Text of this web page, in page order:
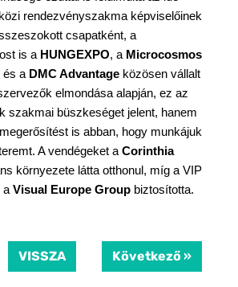
rendezvényszakma képviselőinek
csapatként, a
is a HUNGEXPO, a Microcosmos
és a DMC Advantage közösen vállalt
elmondása alapján, ez az
szakmai büszkeséget jelent, hanem
is abban, hogy munkájuk
A vendégeket a Corinthia
környezete látta otthonul, míg a VIP
a Visual Europe Group biztosította.
VISSZA Következő »